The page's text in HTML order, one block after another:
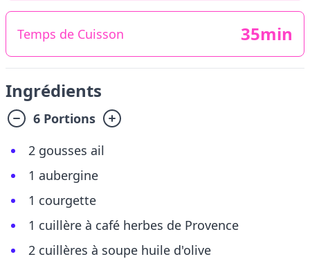
Temps de Cuisson 35min
Ingrédients
6 Portions
2 gousses ail
1 aubergine
1 courgette
1 cuillère à café herbes de Provence
2 cuillères à soupe huile d'olive